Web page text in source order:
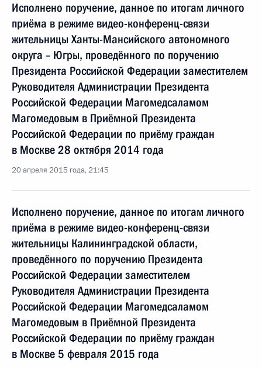
Исполнено поручение, данное по итогам личного
приёма в режиме видео-конференц-связи
жительницы Ханты-Мансийского автономного
округа – Югры, проведённого по поручению
Президента Российской Федерации заместителем
Руководителя Администрации Президента
Российской Федерации Магомедсаламом
Магомедовым в Приёмной Президента
Российской Федерации по приёму граждан
в Москве 28 октября 2014 года
20 апреля 2015 года, 21:45
Исполнено поручение, данное по итогам личного
приёма в режиме видео-конференц-связи
жительницы Калининградской области,
проведённого по поручению Президента
Российской Федерации заместителем
Руководителя Администрации Президента
Российской Федерации Магомедсаламом
Магомедовым в Приёмной Президента
Российской Федерации по приёму граждан
в Москве 5 февраля 2015 года